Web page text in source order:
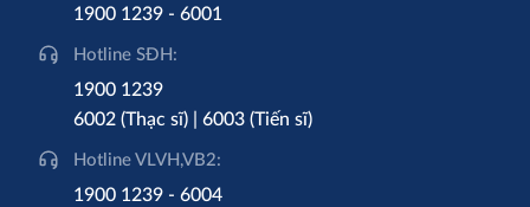
1900 1239 - 6001
Hotline SĐH:
1900 1239
6002 (Thạc sĩ) | 6003 (Tiến sĩ)
Hotline VLVH,VB2:
1900 1239 - 6004